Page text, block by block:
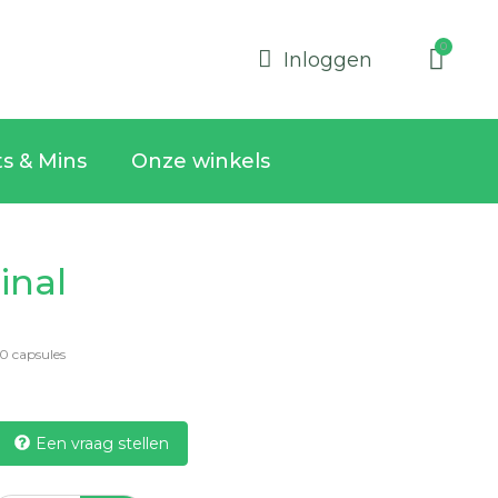
Inloggen
& Mins Onze winkels
capsules
Een vraag stellen